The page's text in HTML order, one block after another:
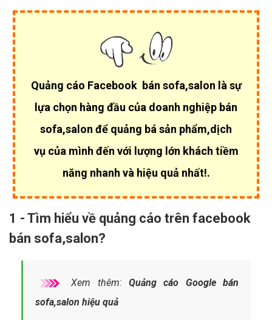
Quảng cáo Facebook bán sofa,salon là sự
lựa chọn hàng đầu của doanh nghiệp bán
sofa,salon để quảng bá sản phẩm,dịch
vụ của mình đến với lượng lớn khách tiềm
năng nhanh và hiệu quả nhất!.
1 - Tìm hiểu về quảng cáo trên facebook
bán sofa,salon?
Xem thêm: Quảng cáo Google bán
sofa,salon hiệu quả